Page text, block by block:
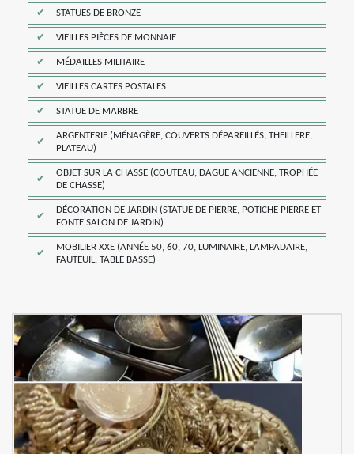
STATUES DE BRONZE
VIEILLES PIÈCES DE MONNAIE
MÉDAILLES MILITAIRE
VIEILLES CARTES POSTALES
STATUE DE MARBRE
ARGENTERIE (MÉNAGÈRE, COUVERTS DÉPAREILLÉS, THEILLERE,
PLATEAU)
OBJET SUR LA CHASSE (COUTEAU, DAGUE ANCIENNE, TROPHÉE
DE CHASSE)
DÉCORATION DE JARDIN (STATUE DE PIERRE, POTICHE PIERRE ET
FONTE SALON DE JARDIN)
MOBILIER XXE (ANNÉE 50, 60, 70, LUMINAIRE, LAMPADAIRE,
FAUTEUIL, TABLE BASSE)